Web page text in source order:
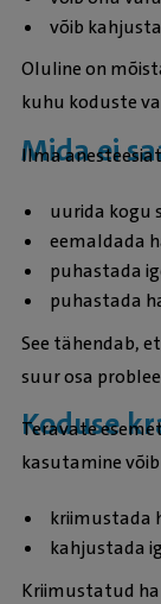
võib
Oluline on
kuhu koduste
Mida ei
Ilma
uurida kogu
eemaldada
puhastada
puhastada
See tähendab,
suur osa
Koduse
Teravate
kasutamine
kriimustada
kahjustada
Kriimustatud